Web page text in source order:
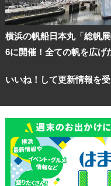
横浜の帆船日本丸「総帆
6に開催！全ての帆を広げ
いいね！して更新情報を受